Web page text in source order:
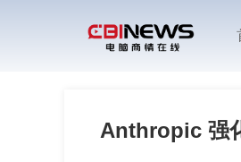
Anthropic 强